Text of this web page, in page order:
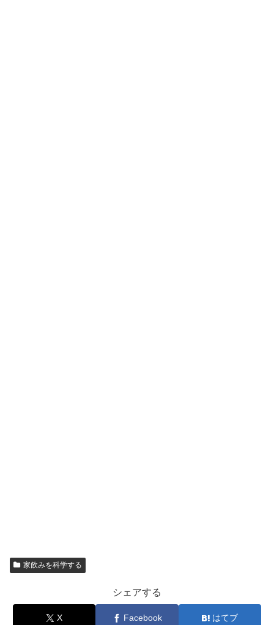
家飲みを科学する
シェアする
X Facebook はてブ